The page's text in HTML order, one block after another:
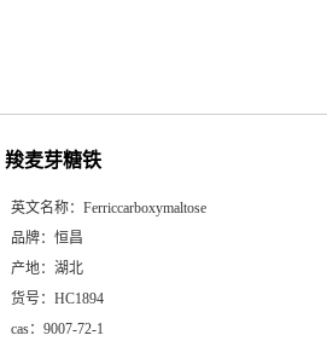
羧麦芽糖铁
英文名称： Ferriccarboxymaltose
品牌： 恒昌
产地： 湖北
货号： HC1894
cas： 9007-72-1